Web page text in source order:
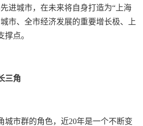
进城市，在未来将自身打造为“上海
市、全市经济发展的重要增长极、上
撑点。
三角
城市群的角色，近20年是一个不断变